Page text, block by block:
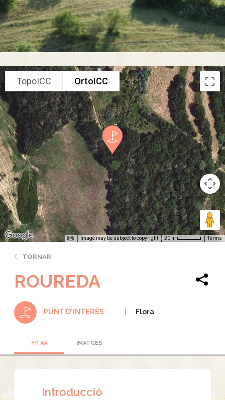
TopoICC OrtoICC
Image may be subject to copyright 20 m Terms
TORNAR
ROUREDA
PUNT D'INTERÈS Flora
FITXA IMATGES
Introducció